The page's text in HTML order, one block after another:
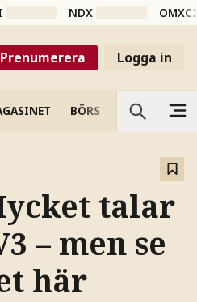
NDX
Prenumerera Logga in
BÖRS VETENSKAP
talar
– men se
här